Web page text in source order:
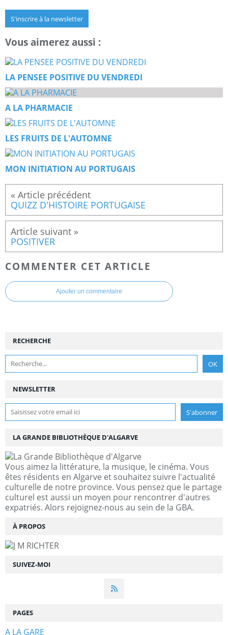
S'inscrire à la newsletter
Vous aimerez aussi :
LA PENSEE POSITIVE DU VENDREDI
A LA PHARMACIE
LES FRUITS DE L'AUTOMNE
MON INITIATION AU PORTUGAIS
QUIZZ D'HISTOIRE PORTUGAISE
POSITIVER
COMMENTER CET ARTICLE
Ajouter un commentaire
NEWSLETTER
SUIVEZ-MOI
RECHERCHE
LA GRANDE BIBLIOTHÈQUE D'ALGARVE
Vous aimez la littérature, la musique, le cinéma. Vous
êtes résidents en Algarve et souhaitez suivre l'actualité
culturelle de notre province. Vous pensez que le partage
culturel est aussi un moyen pour rencontrer d'autres
expatriés. Alors rejoignez-nous au sein de la GBA.
À PROPOS
PAGES
A LA GARE